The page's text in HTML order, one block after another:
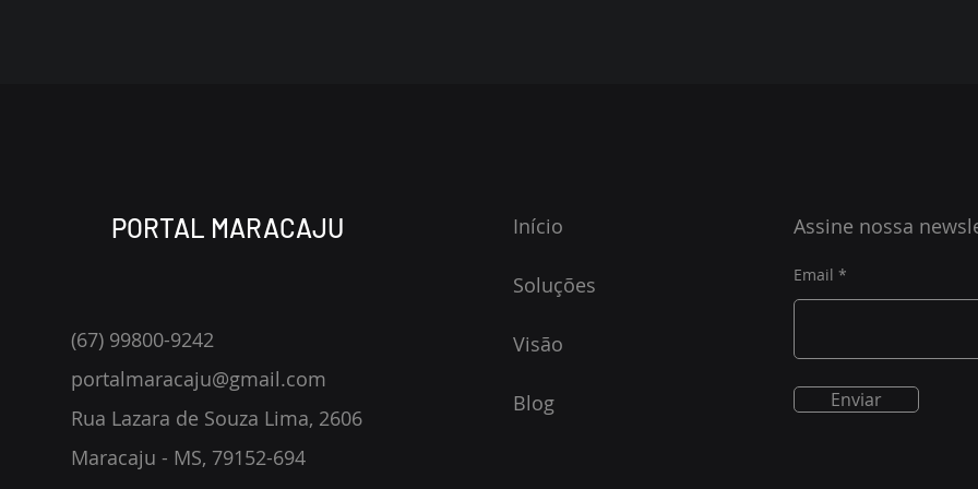
PORTAL MARACAJU
(67) 99800-9242
portalmaracaju@gmail.com
Rua Lazara de Souza Lima, 2606
Maracaju - MS, 79152-694
Início
Soluções
Visão
Blog
Assine nossa
Email
Enviar